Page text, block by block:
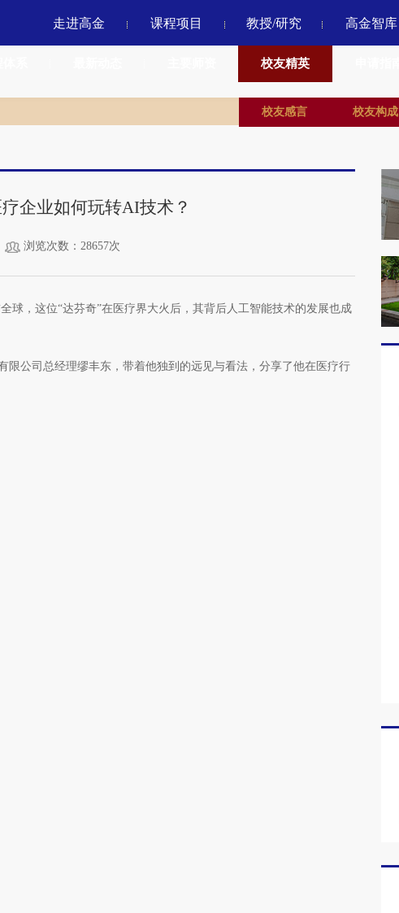
走进高金 课程项目 教授/研究 高金智库
校友精英
校友感言 校友构成
企业如何玩转AI技术？
浏览次数：28657次
球，这位“达芬奇”在医疗界大火后，其背后人工智能技术的发展也成
限公司总经理缪丰东，带着他独到的远见与看法，分享了他在医疗行